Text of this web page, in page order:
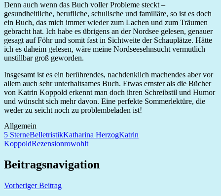
Denn auch wenn das Buch voller Probleme steckt –
gesundheitliche, berufliche, schulische und familiäre, so ist es doch
ein Buch, das mich immer wieder zum Lachen und zum Träumen
gebracht hat. Ich habe es übrigens an der Nordsee gelesen, genauer
gesagt auf Föhr und somit fast in Sichtweite der Schauplätze. Hätte
ich es daheim gelesen, wäre meine Nordseesehnsucht vermutlich
unstillbar groß geworden.
Insgesamt ist es ein berührendes, nachdenklich machendes aber vor
allem auch sehr unterhaltsames Buch. Etwas ernster als die Bücher
von Katrin Koppold erkennt man doch ihren Schreibstil und Humor
und wünscht sich mehr davon. Eine perfekte Sommerlektüre, die
weder zu seicht noch zu problembeladen ist!
Allgemein
5 SterneBelletristikKatharina HerzogKatrin
KoppoldRezensionrowohlt
Beitragsnavigation
Vorheriger Beitrag